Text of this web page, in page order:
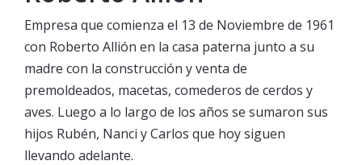
Empresa que comienza el 13 de Noviembre de 1961
con Roberto Allión en la casa paterna junto a su
madre con la construcción y venta de
premoldeados, macetas, comederos de cerdos y
aves. Luego a lo largo de los años se sumaron sus
hijos Rubén, Nanci y Carlos que hoy siguen
llevando adelante.